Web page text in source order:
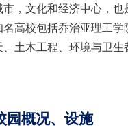
市，文化和经济中心，
名高校包括乔治亚理工
、土木工程、环境与卫生
园概况、设施